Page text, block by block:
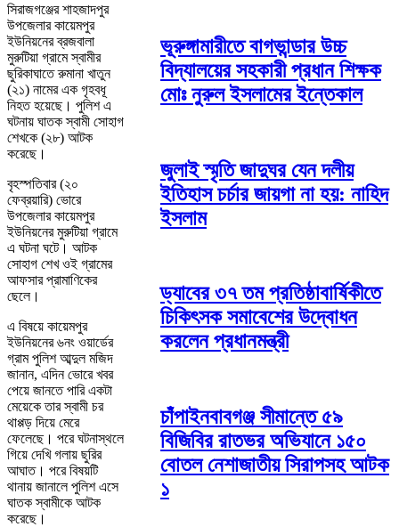
সিরাজগঞ্জের শাহজাদপুর
উপজেলার কায়েমপুর
ইউনিয়নের ব্রজবালা
মুরুটিয়া গ্রামে স্বামীর
ছুরিকাঘাতে রুমানা খাতুন
(২১) নামের এক গৃহবধূ
নিহত হয়েছে। পুলিশ এ
ঘটনায় ঘাতক স্বামী সোহাগ
শেখকে (২৮) আটক
করেছে।
বৃহস্পতিবার (২০
ফেব্রয়ারি) ভোরে
উপজেলার কায়েমপুর
ইউনিয়নের মুরুটিয়া গ্রামে
এ ঘটনা ঘটে। আটক
সোহাগ শেখ ওই গ্রামের
আফসার প্রামাণিকের
ছেলে।
এ বিষয়ে কায়েমপুর
ইউনিয়নের ৬নং ওয়ার্ডের
গ্রাম পুলিশ আব্দুল মজিদ
জানান, এদিন ভোরে খবর
পেয়ে জানতে পারি একটা
মেয়েকে তার স্বামী চর
থাপ্পড় দিয়ে মেরে
ফেলেছে। পরে ঘটনাস্থলে
গিয়ে দেখি গলায় ছুরির
আঘাত। পরে বিষয়টি
থানায় জানালে পুলিশ এসে
ঘাতক স্বামীকে আটক
করেছে।
ভূরুঙ্গামারীতে বাগভান্ডার উচ্চ
বিদ্যালয়ের সহকারী প্রধান শিক্ষক
মোঃ নুরুল ইসলামের ইন্তেকাল
জুলাই স্মৃতি জাদুঘর যেন দলীয়
ইতিহাস চর্চার জায়গা না হয়: নাহিদ
ইসলাম
ড্যাবের ৩৭ তম প্রতিষ্ঠাবার্ষিকীতে
চিকিৎসক সমাবেশের উদ্বোধন
করলেন প্রধানমন্ত্রী
চাঁপাইনবাবগঞ্জ সীমান্তে ৫৯
বিজিবির রাতভর অভিযানে ১৫০
বোতল নেশাজাতীয় সিরাপসহ আটক
১